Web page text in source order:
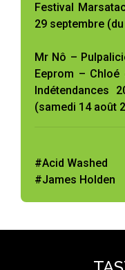
Festival
29 septembre
Mr Nô –
Eeprom –
Indétendances
(samedi 14 août
#Acid Washed
#James Holden